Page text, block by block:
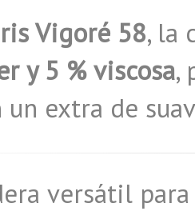
Vigoré 58, la
y 5 % viscosa,
un extra de
versátil